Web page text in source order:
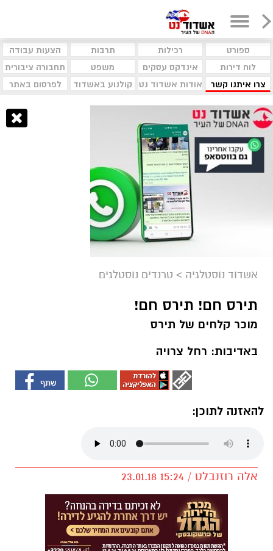
ספורט רכילות תרבות
הצעות עבודה
לוח דירות
אינדקס עסקים משפט
תחבורה ציבורית
צרו איתנו קשר
אודות אשדוד נט קולנוע באשדוד לפרסום באתר
אשדוד נוסטלגיה > טרנדים נוסטלגים
תירס חם! תירס חם!
מוכר קלחים של תירס
באדיבות: רחל צרויה
להאזנה לתוכן:
אלה רוזנבלט / 15:24 23.01.18